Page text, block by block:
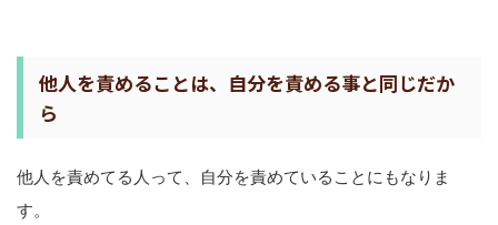
他人を責めることは、自分を責める事と同じだか
ら
他人を責めてる人って、自分を責めていることにもなりま
す。